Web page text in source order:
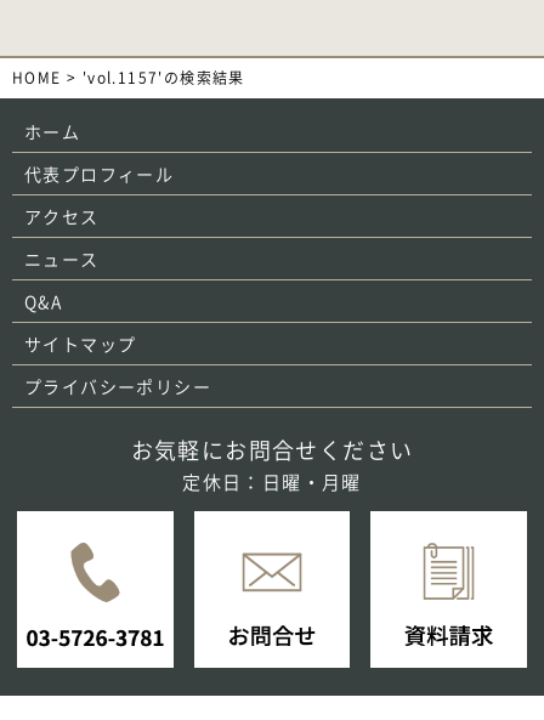
HOME > 'vol.1157'の検索結果
ホーム
代表プロフィール
アクセス
ニュース
Q&A
サイトマップ
プライバシーポリシー
お気軽にお問合せください
定休日：日曜・月曜